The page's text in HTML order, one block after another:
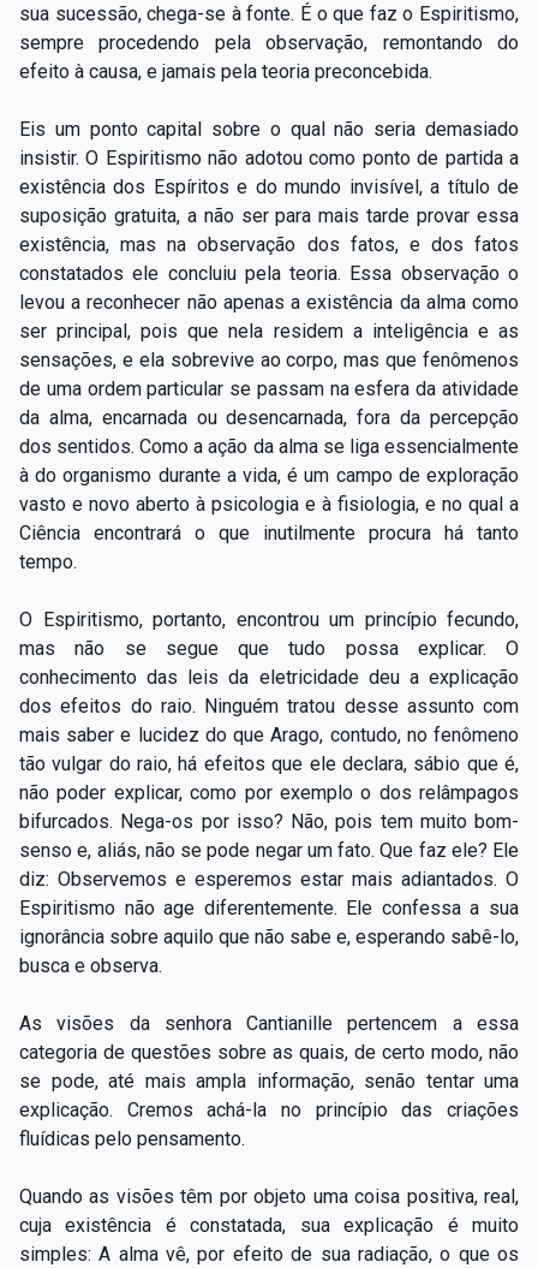
sua sucessão, chega-se à fonte. É o que faz o Espiritismo,
sempre procedendo pela observação, remontando do
efeito à causa, e jamais pela teoria preconcebida.
Eis um ponto capital sobre o qual não seria demasiado
insistir. O Espiritismo não adotou como ponto de partida a
existência dos Espíritos e do mundo invisível, a título de
suposição gratuita, a não ser para mais tarde provar essa
existência, mas na observação dos fatos, e dos fatos
constatados ele concluiu pela teoria. Essa observação o
levou a reconhecer não apenas a existência da alma como
ser principal, pois que nela residem a inteligência e as
sensações, e ela sobrevive ao corpo, mas que fenômenos
de uma ordem particular se passam na esfera da atividade
da alma, encarnada ou desencarnada, fora da percepção
dos sentidos. Como a ação da alma se liga essencialmente
à do organismo durante a vida, é um campo de exploração
vasto e novo aberto à psicologia e à fisiologia, e no qual a
Ciência encontrará o que inutilmente procura há tanto
tempo.
O Espiritismo, portanto, encontrou um princípio fecundo,
mas não se segue que tudo possa explicar. O
conhecimento das leis da eletricidade deu a explicação
dos efeitos do raio. Ninguém tratou desse assunto com
mais saber e lucidez do que Arago, contudo, no fenômeno
tão vulgar do raio, há efeitos que ele declara, sábio que é,
não poder explicar, como por exemplo o dos relâmpagos
bifurcados. Nega-os por isso? Não, pois tem muito bom-
senso e, aliás, não se pode negar um fato. Que faz ele? Ele
diz: Observemos e esperemos estar mais adiantados. O
Espiritismo não age diferentemente. Ele confessa a sua
ignorância sobre aquilo que não sabe e, esperando sabê-lo,
busca e observa.
As visões da senhora Cantianille pertencem a essa
categoria de questões sobre as quais, de certo modo, não
se pode, até mais ampla informação, senão tentar uma
explicação. Cremos achá-la no princípio das criações
fluídicas pelo pensamento.
Quando as visões têm por objeto uma coisa positiva, real,
cuja existência é constatada, sua explicação é muito
simples: A alma vê, por efeito de sua radiação, o que os